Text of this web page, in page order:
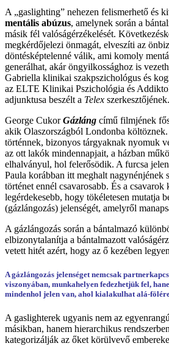
A „gaslighting” nehezen felismerhető és
mentális abúzus, amelynek során a
másik fél valóságérzékelését.
megkérdőjelezi önmagát, elveszíti az
döntésképtelenné válik, ami komoly
generálhat, akár öngyilkossághoz is
Gabriella klinikai szakpszichológus és
az ELTE Klinikai Pszichológia és
adjunktusa beszélt a Telex szerkesztőjének.
George CukorGázláng című filmjének
akik Olaszországból Londonba
történnek, bizonyos tárgyaknak nyomuk
az ott lakók mindennapjait, a házban
elhalványul, hol felerősödik. A furcsa
Paula korábban itt meghalt nagynénjének
történet ennél csavarosabb. És a
legérdekesebb, hogy tökéletesen mutatja
(gázlángozás) jelenségét, amelyről
A gázlángozás során a bántalmazó
elbizonytalanítja a bántalmazott
vetett hitét azért, hogy az ő kezében
A gázlángozás jelenséget nemcsak
viszonyában, munkahelyen fedezhetjük fel,
mindenhol jelen van, ahol kialakulhat alá-
A gaslighterek ugyanis nem az
másikban, hanem hierarchikus
kategorizálják az őket körülvevő